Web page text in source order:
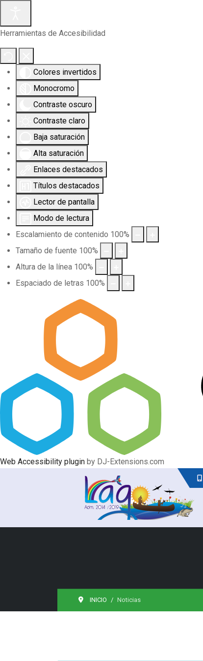
Herramientas de Accesibilidad
Colores invertidos
Monocromo
Contraste oscuro
Contraste claro
Baja saturación
Alta saturación
Enlaces destacados
Títulos destacados
Lector de pantalla
Modo de lectura
Escalamiento de contenido 100%
Tamaño de fuente 100%
Altura de la línea 100%
Espaciado de letras 100%
Web Accessibility plugin by DJ-Extensions.com
INICIO Noticias